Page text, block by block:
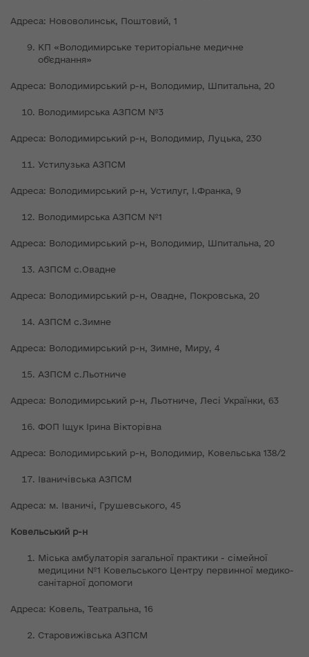
Адреса: Нововолинськ, Поштовий, 1
КП «Володимирське територіальне медичне
об'єднання»
Адреса: Володимирський р-н, Володимир, Шпитальна, 20
Володимирcька АЗПСМ №3
Адреса: Володимирський р-н, Володимир, Луцька, 230
Устилузька АЗПСМ
Адреса: Володимирський р-н, Устилуг, І.Франка, 9
Володимирська АЗПСМ №1
Адреса: Володимирський р-н, Володимир, Шпитальна, 20
АЗПСМ с.Овадне
Адреса: Володимирський р-н, Овадне, Покровська, 20
АЗПСМ с.Зимне
Адреса: Володимирський р-н, Зимне, Миру, 4
АЗПСМ с.Льотниче
Адреса: Володимирський р-н, Льотниче, Лесі Українки, 63
ФОП Іщук Ірина Вікторівна
Адреса: Володимирський р-н, Володимир, Ковельська 138/2
Іваничівська АЗПСМ
Адреса: м. Іваничі, Грушевського, 45
Ковельський р-н
Міська амбулаторія загальної практики - сімейної
медицини №1 Ковельського Центру первинної медико-
санітарної допомоги
Адреса: Ковель, Театральна, 16
Старовижівська АЗПСМ